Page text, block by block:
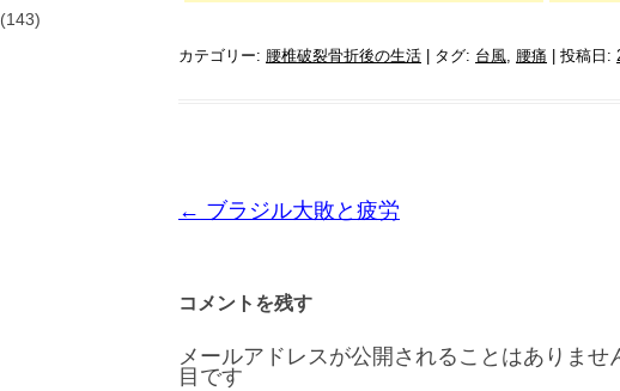
カテゴリー: 腰椎破裂骨折後の生活 | タグ: 台風 腰痛 | 投稿日:
投
ナ
ゲ
← ブラジル大敗と疲労
コメントを残す
メールアドレスが公開されることはありませ
目です
(143)